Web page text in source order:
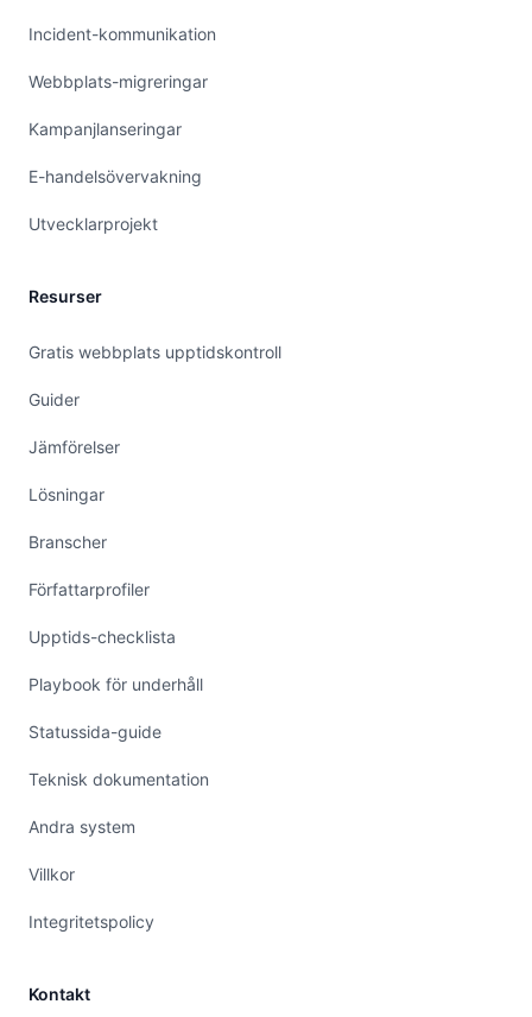
Incident-kommunikation
Webbplats-migreringar
Kampanjlanseringar
E-handelsövervakning
Utvecklarprojekt
Resurser
Gratis webbplats upptidskontroll
Guider
Jämförelser
Lösningar
Branscher
Författarprofiler
Upptids-checklista
Playbook för underhåll
Statussida-guide
Teknisk dokumentation
Andra system
Villkor
Integritetspolicy
Kontakt